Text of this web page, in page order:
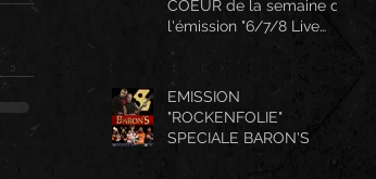
COEUR de la semaine de
l'émission "6/7/8 Live
EMISSION
"ROCKENFOLIE"
SPECIALE BARON'S